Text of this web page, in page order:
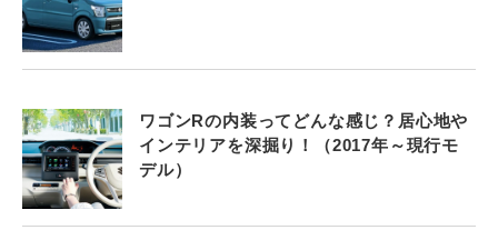
ワゴンRの内装ってどんな感じ？居心地や
インテリアを深掘り！（2017年～現行モ
デル）